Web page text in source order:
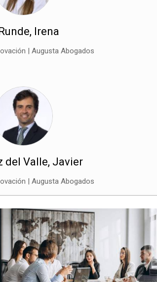
Irena
| Augusta Abogados
del Valle, Javier
| Augusta Abogados